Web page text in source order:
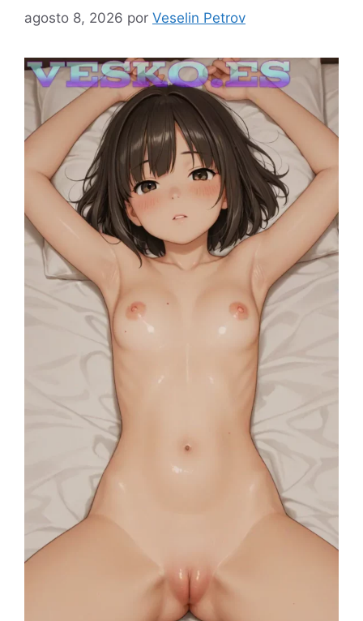
agosto 8, 2026 por Veselin Petrov